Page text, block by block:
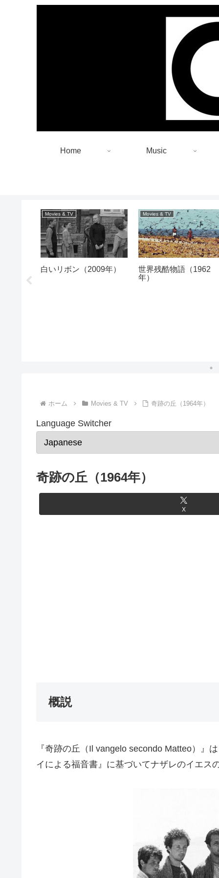
Home Music
Movies & TV
白いリボン（2009年）
Movies & TV
世界残酷物語（1962
年）
ホーム Movies & TV 奇跡の丘（1964年）
Language Switcher
奇跡の丘（1964年）
X
概説
『奇跡の丘（Il vangelo secondo Matteo）』
イによる福音書』に基づいてナザレのイエス